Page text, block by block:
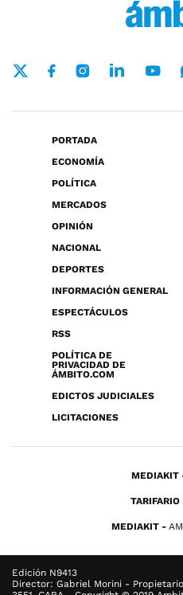
PORTADA
ECONOMÍA
POLÍTICA
MERCADOS
OPINIÓN
NACIONAL
DEPORTES
INFORMACIÓN GENERAL
ESPECTÁCULOS
RSS
POLÍTICA DE
PRIVACIDAD DE
ÁMBITO.COM
EDICTOS JUDICIALES
LICITACIONES
MEDIAKIT
TARIFARIO
MEDIAKIT
Edición N9413
Director: Gabriel Morini -